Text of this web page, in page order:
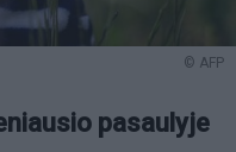
© AFP
pasaulyje